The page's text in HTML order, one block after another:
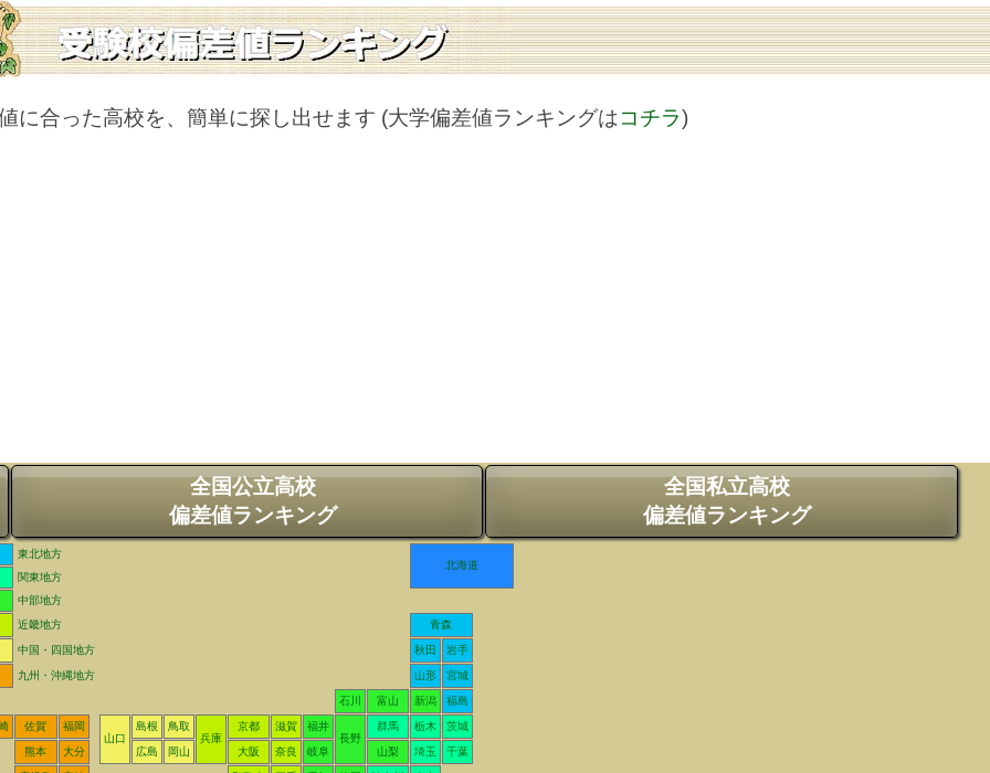
に合った高校を、簡単に探し出せます (大学偏差値ランキングはコチラ)
全国公立高校
偏差値ランキング
全国私立高校
偏差値ランキング
東北地方
北海道
関東地方
中部地方
近畿地方
青森
中国・四国地方 秋田 岩手
九州・沖縄地方 山形 宮城
石川 富山 新潟 福島
佐賀
福岡
山口
島根
鳥取
兵庫
京都 滋賀
福井
長野
群馬 栃木 茨城
熊本 大分 広島 岡山 大阪 奈良 岐阜 山梨 埼玉 千葉